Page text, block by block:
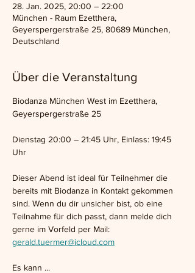
28. Jan. 2025, 20:00 – 22:00
München - Raum Ezetthera,
Geyerspergerstraße 25, 80689 München,
Deutschland
Über die Veranstaltung
Biodanza München West im Ezetthera,
Geyerspergerstraße 25
Dienstag 20:00 – 21:45 Uhr, Einlass: 19:45
Uhr
Dieser Abend ist ideal für Teilnehmer die
bereits mit Biodanza in Kontakt gekommen
sind. Wenn du dir unsicher bist, ob eine
Teilnahme für dich passt, dann melde dich
gerne im Vorfeld per Mail:
gerald.tuermer@icloud.com
Es kann ...